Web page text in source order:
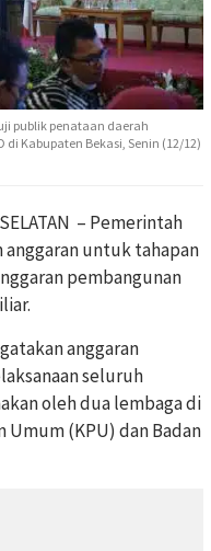
publik penataan daerah
Kabupaten Bekasi, Senin (12/12)
SELATAN – Pemerintah
anggaran untuk tahapan
pembangunan
anggaran
seluruh
oleh dua lembaga di
Umum (KPU) dan Badan